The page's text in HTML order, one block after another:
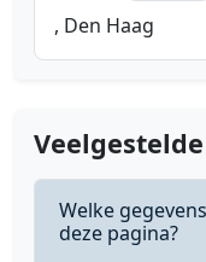
, Den Haag
Welke
deze pagina?